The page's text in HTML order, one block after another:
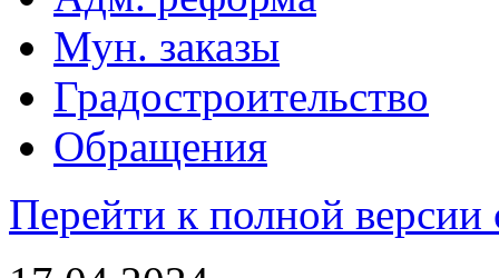
Мун. заказы
Градостроительство
Обращения
Перейти к полной версии